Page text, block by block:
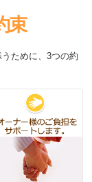
束
ために、3つの約